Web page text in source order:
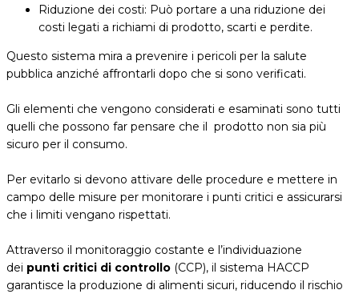
Riduzione dei costi: Può portare a una riduzione dei
costi legati a richiami di prodotto, scarti e perdite.
Questo sistema mira a prevenire i pericoli per la salute
pubblica anziché affrontarli dopo che si sono verificati.
Gli elementi che vengono considerati e esaminati sono tutti
quelli che possono far pensare che il prodotto non sia più
sicuro per il consumo.
Per evitarlo si devono attivare delle procedure e mettere in
campo delle misure per monitorare i punti critici e assicurarsi
che i limiti vengano rispettati.
Attraverso il monitoraggio costante e l’individuazione
dei punti critici di controllo (CCP), il sistema HACCP
garantisce la produzione di alimenti sicuri, riducendo il rischio